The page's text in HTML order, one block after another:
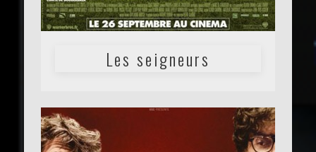
Les seigneurs